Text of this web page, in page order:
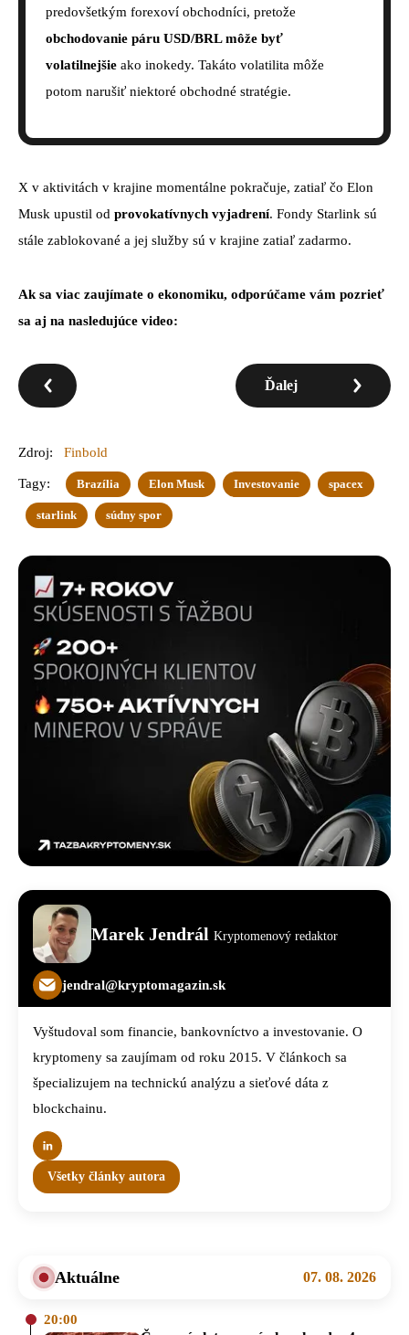
predovšetkým forexoví obchodníci, pretože
obchodovanie páru USD/BRL môže byť
volatilnejšie ako inokedy. Takáto volatilita môže
potom narušiť niektoré obchodné stratégie.
X v aktivitách v krajine momentálne pokračuje, zatiaľ čo Elon
Musk upustil od provokatívnych vyjadrení. Fondy Starlink sú
stále zablokované a jej služby sú v krajine zatiaľ zadarmo.
Ak sa viac zaujímate o ekonomiku, odporúčame vám pozrieť
sa aj na nasledujúce video:
Ďalej
Zdroj: Finbold
Tagy: Brazília Elon Musk Investovanie spacex
starlink súdny spor
Marek Jendrál Kryptomenový redaktor
jendral@kryptomagazin.sk
Vyštudoval som financie, bankovníctvo a investovanie. O
kryptomeny sa zaujímam od roku 2015. V článkoch sa
špecializujem na technickú analýzu a sieťové dáta z
blockchainu.
Všetky články autora
Aktuálne 07. 08. 2026
20:00